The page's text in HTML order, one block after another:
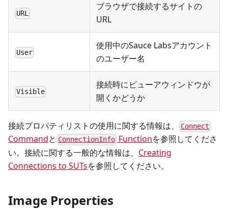
URL
ブラウザで接続するサイトの
URL
User
使用中のSauce Labsアカウント
のユーザー名
Visible
接続時にビューアウィンドウが
開くかどうか
接続プロパティリストの使用に関する情報は、 Connect
Commandと ConnectionInfo Functionを参照してくださ
い。接続に関する一般的な情報は、 Creating
Connections to SUTsを参照してください。
Image Properties